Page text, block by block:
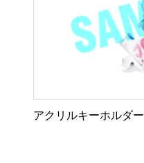
アクリルキーホルダー